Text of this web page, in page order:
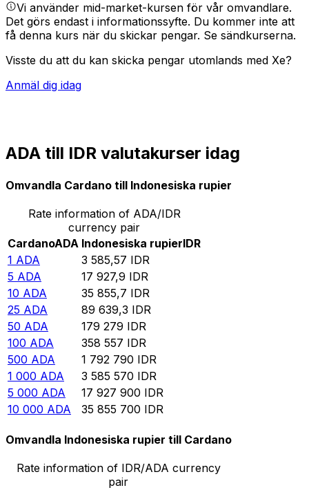
Vi använder mid-market-kursen för vår omvandlare.
Det görs endast i informationssyfte. Du kommer inte att
få denna kurs när du skickar pengar. Se sändkurserna.
Visste du att du kan skicka pengar utomlands med Xe?
Anmäl dig idag
ADA till IDR valutakurser idag
Omvandla Cardano till Indonesiska rupier
Rate information of ADA/IDR
currency pair
CardanoADA Indonesiska rupierIDR
1 ADA 3 585,57 IDR
5 ADA 17 927,9 IDR
10 ADA 35 855,7 IDR
25 ADA 89 639,3 IDR
50 ADA 179 279 IDR
100 ADA 358 557 IDR
500 ADA 1 792 790 IDR
1 000 ADA 3 585 570 IDR
5 000 ADA 17 927 900 IDR
10 000 ADA 35 855 700 IDR
Omvandla Indonesiska rupier till Cardano
Rate information of IDR/ADA currency
pair